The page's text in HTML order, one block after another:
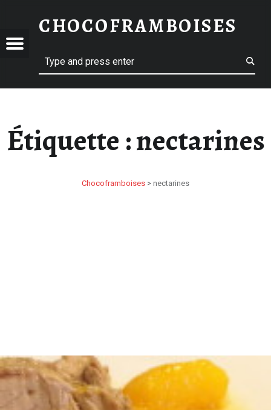
CHOCOFRAMBOISES
Menu
Étiquette :nectarines
Chocoframboises > nectarines